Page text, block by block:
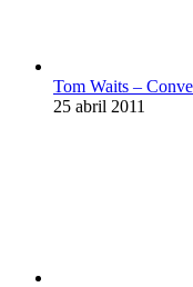
Tom Waits –
25 abril 2011